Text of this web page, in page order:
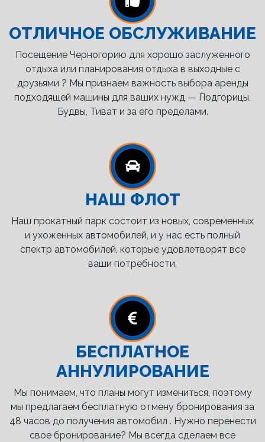
ОТЛИЧНОЕ ОБСЛУЖИВАНИЕ
Посещение Черногорию для хорошо заслуженного
отдыха или планирования отдыха в выходные с
друзьями ? Мы признаем важность выбора аренды
подходящей машины для ваших нужд — Подгорицы,
Будвы, Тиват и за его пределами.
НАШ ФЛОТ
Наш прокатный парк состоит из новых, современных
и ухоженных автомобилей, и у нас есть полный
спектр автомобилей, которые удовлетворят все
ваши потребности.
БЕСПЛАТНОЕ
АННУЛИРОВАНИЕ
Мы понимаем, что планы могут измениться, поэтому
мы предлагаем бесплатную отмену бронирования за
48 часов до получения автомобил . Нужно перенести
свое бронирование? Мы всегда сделаем все